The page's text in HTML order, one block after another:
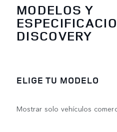
MODELOS Y
DISCOVERY
ELIGE TU MODELO
Mostrar solo vehículos